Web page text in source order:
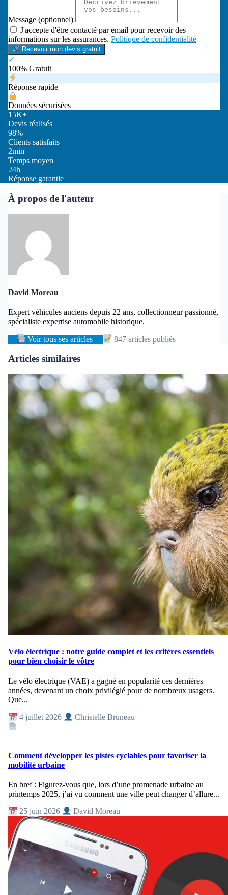
Message (optionnel)
J'accepte d'être contacté par email pour recevoir des
informations sur les assurances. Politique de confidentialité
Recevoir mon devis gratuit
✓
100% Gratuit
Réponse rapide
Données sécurisées
15K+
Devis réalisés
98%
Clients satisfaits
2min
Temps moyen
24h
Réponse garantie
À propos de l'auteur
David Moreau
Expert véhicules anciens depuis 22 ans, collectionneur passionné,
spécialiste expertise automobile historique.
Voir tous ses articles 847 articles publiés
Articles similaires
Vélo électrique : notre guide complet et les critères essentiels
pour bien choisir le vôtre
Le vélo électrique (VAE) a gagné en popularité ces dernières
années, devenant un choix privilégié pour de nombreux usagers.
Que...
4 juillet 2026 Christelle Bruneau
Comment développer les pistes cyclables pour favoriser la
mobilité urbaine
En bref : Figurez-vous que, lors d’une promenade urbaine au
printemps 2025, j’ai vu comment une ville peut changer d’allure...
25 juin 2026 David Moreau